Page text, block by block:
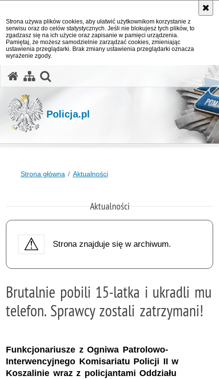
Strona używa plików cookies, aby ułatwić użytkownikom korzystanie z
serwisu oraz do celów statystycznych. Jeśli nie blokujesz tych plików, to
zgadzasz się na ich użycie oraz zapisanie w pamięci urządzenia.
Pamiętaj, że możesz samodzielnie zarządzać cookies, zmieniając
ustawienia przeglądarki. Brak zmiany ustawienia przeglądarki oznacza
wyrażenie zgody.
Policja.pl
Strona główna Aktualności
Aktualności
Strona znajduje się w archiwum.
Brutalnie pobili 15-latka i ukradli mu
telefon. Sprawcy zostali zatrzymani!
Funkcjonariusze z Ogniwa Patrolowo-
Interwencyjnego Komisariatu Policji II w
Koszalinie wraz z policjantami Oddziału